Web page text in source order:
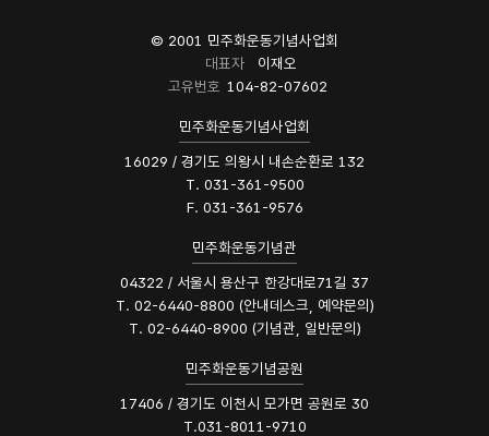
© 2001 민주화운동기념사업회
대표자
이재오
고유번호 104-82-07602
민주화운동기념사업회
16029 / 경기도 의왕시 내손순환로 132
T. 031-361-9500
F. 031-361-9576
민주화운동기념관
04322 / 서울시 용산구 한강대로71길 37
T. 02-6440-8800 (안내데스크, 예약문의)
T. 02-6440-8900 (기념관, 일반문의)
민주화운동기념공원
17406 / 경기도 이천시 모가면 공원로 30
T.031-8011-9710